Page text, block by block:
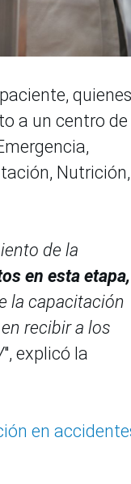
quienes
a un centro de
Nutrición,
de la
en esta etapa,
la capacitación
recibir a los
", explicó la
en